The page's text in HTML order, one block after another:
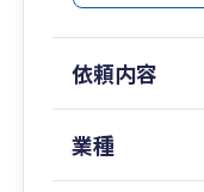
依頼内容
業種